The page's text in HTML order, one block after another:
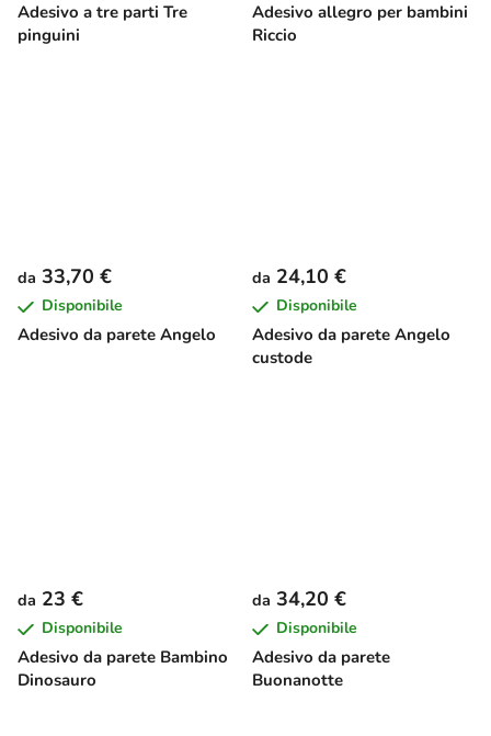
Adesivo a tre parti Tre
pinguini
Adesivo allegro per bambini
Riccio
Adesivo da parete Angelo
da 33,70 €
Disponibile
Adesivo da parete Angelo
custode
da 24,10 €
Disponibile
Adesivo da parete Bambino
Dinosauro
da 23 €
Disponibile
Adesivo da parete
Buonanotte
da 34,20 €
Disponibile